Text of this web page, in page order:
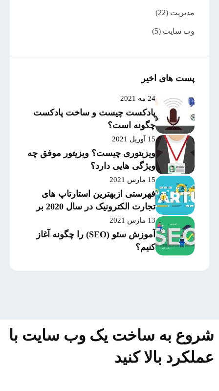
مدیریت (22)
وب سایت (5)
پست های اخیر
24 مه 2021
پادکست چیست و ساخت پادکست
چگونه است؟
15 آوریل 2021
ویزیتوری چیست؟ ویزیتور موفق چه
ویژگی هایی دارد؟
15 مارس 2021
فهرستی ازبهترین استارتاپ های
تجارت الکترونیک در سال 2020 بر
اساس میزان موفقیت و
سرمایه‌گذاری
13 مارس 2021
آموزش سئو (SEO) را چگونه آغاز
کنیم؟
شروع به ساخت یک وب سایت با
عملکرد بالا کنید